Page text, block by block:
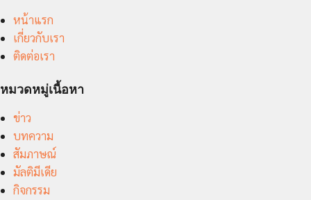
หน้าแรก
เกี่ยวกับเรา
ติดต่อเรา
หมวดหมู่เนื้อหา
ข่าว
บทความ
สัมภาษณ์
มัลติมีเดีย
กิจกรรม